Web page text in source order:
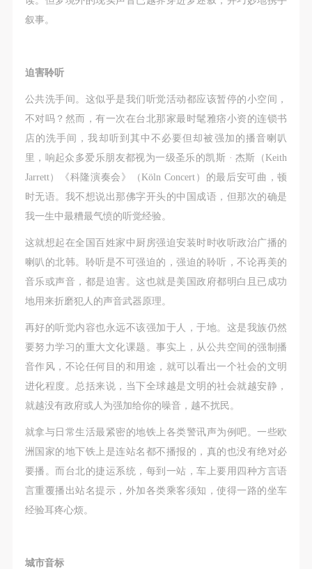
叙事。
迫害聆听
公共洗手间。这似乎是我们听觉活动都应该暂停的小空间，
不对吗？然而，有一次在台北那家最时髦雅痞小资的连锁书
店的洗手间，我却听到其中不必要但却被强加的播音喇叭
里，响起众多爱乐朋友都视为一级圣乐的凯斯 · 杰斯（Keith
Jarrett）《科隆演奏会》（Köln Concert）的最后安可曲，顿
时无语。我不想说出那佛字开头的中国成语，但那次的确是
我一生中最糟最气愤的听觉经验。
这就想起在全国百姓家中厨房强迫安装时时收听政治广播的
喇叭的北韩。聆听是不可强迫的，强迫的聆听，不论再美的
音乐或声音，都是迫害。这也就是美国政府都明白且已成功
地用来折磨犯人的声音武器原理。
再好的听觉内容也永远不该强加于人，于地。这是我族仍然
要努力学习的重大文化课题。事实上，从公共空间的强制播
音作风，不论任何目的和用途，就可以看出一个社会的文明
进化程度。总括来说，当下全球越是文明的社会就越安静，
就越没有政府或人为强加给你的噪音，越不扰民。
就拿与日常生活最紧密的地铁上各类警讯声为例吧。一些欧
洲国家的地下铁上是连站名都不播报的，真的也没有绝对必
要播。而台北的捷运系统，每到一站，车上要用四种方言语
言重覆播出站名提示，外加各类乘客须知，使得一路的坐车
经验耳疼心烦。
城市音标
（1）、拍摄内容 乙方拍摄的带有甲方肖像的作品内
容包括：①中央美术学院美术馆②中央美术学院校园
（2）、使用形式 用于中央美术学院图书出版、销售
附带光盘及宣传资料。
（3）、使用地域范围
适用地域范围包括国内和国外。
使用肖像的媒介限于不损害甲方肖像权的任何媒介
（如杂志、网络等）。
三、肖像权使用期限
永久使用。
四、许可使用费用
带有甲方肖像作品的拍摄费用由乙方承担。
乙方于拍摄完带有甲方肖像的作品无需支付甲方任何
费用。
（1）、本协议未尽事宜，经双方友好协商后可作为
本协议的补充协议，并不得违反相关法律法规规定。
（2）、本协议自甲乙双方签字（盖章）、勾选之日
起生效。
（3）、本协议包括纸质档和电子档，纸质档—式二
份，甲乙双方各执一份，均具有同等法律效力。
活动参与者意味着接受并承担本协议的全部义务，未
同意者意味着放弃参加此次活动的权利。凡参加这次
活动前，必须事先与自己的家属沟通，取得家属同
意，同时知晓并同意本免责声明。参加者签名/勾选
（1）、拍摄内容 乙方拍摄的带有甲方肖像的作品内
容包括：①中央美术学院美术馆②中央美术学院校园
（2）、使用形式 用于中央美术学院图书出版、销售
附带光盘及宣传资料。
（3）、使用地域范围
适用地域范围包括国内和国外。
使用肖像的媒介限于不损害甲方肖像权的任何媒介
（如杂志、网络等）。
三、肖像权使用期限
永久使用。
四、许可使用费用
带有甲方肖像作品的拍摄费用由乙方承担。
乙方于拍摄完带有甲方肖像的作品无需支付甲方任何
费用。
（1）、本协议未尽事宜，经双方友好协商后可作为
本协议的补充协议，并不得违反相关法律法规规定。
（2）、本协议自甲乙双方签字（盖章）、勾选之日
起生效。
（3）、本协议包括纸质档和电子档，纸质档—式二
份，甲乙双方各执一份，均具有同等法律效力。
活动参与者意味着接受并承担本协议的全部义务，未
同意者意味着放弃参加此次活动的权利。凡参加这次
活动前，必须事先与自己的家属沟通，取得家属同
意，同时知晓并同意本免责声明。参加者签名/勾选
（1）、拍摄内容 乙方拍摄的带有甲方肖像的作品内
容包括：①中央美术学院美术馆②中央美术学院校园
（2）、使用形式 用于中央美术学院图书出版、销售
附带光盘及宣传资料。
（3）、使用地域范围
适用地域范围包括国内和国外。
使用肖像的媒介限于不损害甲方肖像权的任何媒介
（如杂志、网络等）。
三、肖像权使用期限
永久使用。
四、许可使用费用
带有甲方肖像作品的拍摄费用由乙方承担。
乙方于拍摄完带有甲方肖像的作品无需支付甲方任何
费用。
（1）、本协议未尽事宜，经双方友好协商后可作为
本协议的补充协议，并不得违反相关法律法规规定。
（2）、本协议自甲乙双方签字（盖章）、勾选之日
起生效。
（3）、本协议包括纸质档和电子档，纸质档—式二
份，甲乙双方各执一份，均具有同等法律效力。
活动参与者意味着接受并承担本协议的全部义务，未
同意者意味着放弃参加此次活动的权利。凡参加这次
活动前，必须事先与自己的家属沟通，取得家属同
意，同时知晓并同意本免责声明。参加者签名/勾选
手机号码
发送验证码
手机号码将作为您的登录账号
验证码
登录
可使用雅昌艺术网会员账户登录